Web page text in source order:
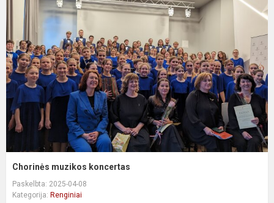
Chorinės muzikos koncertas
Paskelbta: 2025-04-08
Kategorija: Renginiai